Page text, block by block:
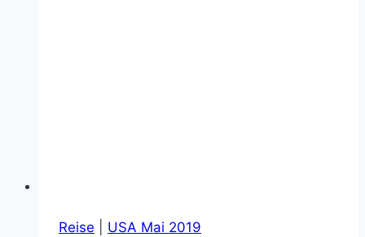
Reise USA Mai 2019